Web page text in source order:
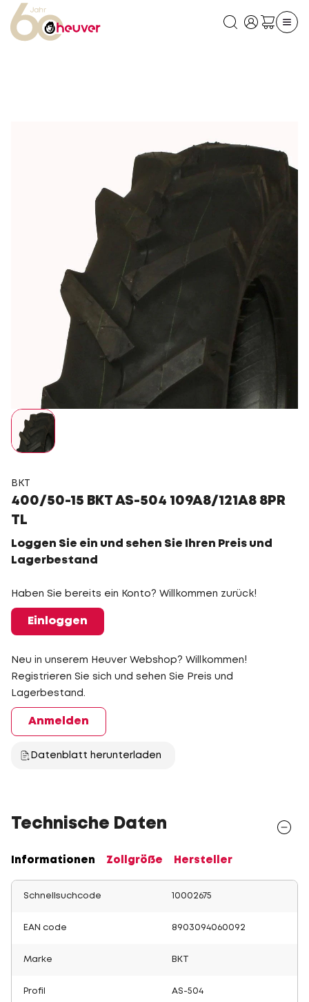
BKT
400/50-15 BKT AS-504 109A8/121A8 8PR
TL
Loggen Sie ein und sehen Sie Ihren Preis und
Lagerbestand
Haben Sie bereits ein Konto? Willkommen zurück!
Einloggen
Neu in unserem Heuver Webshop? Willkommen!
Registrieren Sie sich und sehen Sie Preis und
Lagerbestand.
Anmelden
Datenblatt herunterladen
Technische Daten
Informationen Zollgröße Hersteller
Schnellsuchcode 10002675
EAN code 8903094060092
Marke BKT
Profil AS-504